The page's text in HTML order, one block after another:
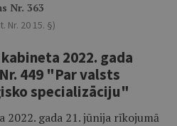
Nr. 363
Nr. 20 15. §)
2022. gada
449 "Par valsts
specializāciju"
gada 21. jūnija rīkojumā